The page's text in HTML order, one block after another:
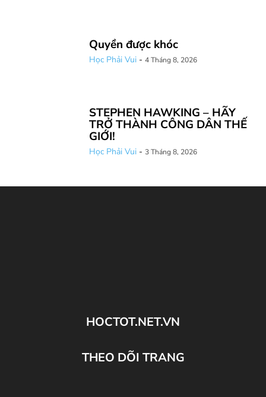
Quyền được khóc
Học Phải Vui - 4 Tháng 8, 2026
STEPHEN HAWKING – HÃY
TRỞ THÀNH CÔNG DÂN THẾ
GIỚI!
Học Phải Vui - 3 Tháng 8, 2026
HOCTOT.NET.VN
THEO DÕI TRANG